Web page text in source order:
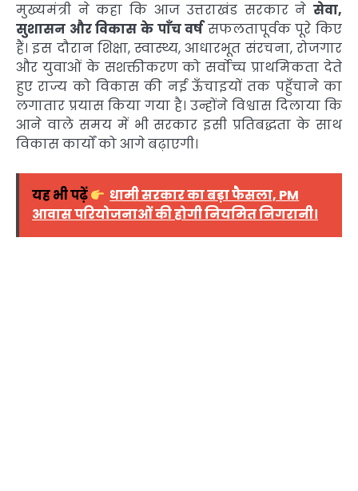
मुख्यमंत्री ने कहा कि आज उत्तराखंड सरकार ने सेवा,
सुशासन और विकास के पाँच वर्षसफलतापूर्वक पूरे किए
हैं। इस दौरान शिक्षा, स्वास्थ्य, आधारभूत संरचना, रोजगार
और युवाओं के सशक्तीकरण को सर्वोच्च प्राथमिकता देते
हुए राज्य को विकास की नई ऊँचाइयों तक पहुँचाने का
लगातार प्रयास किया गया है। उन्होंने विश्वास दिलाया कि
आने वाले समय में भी सरकार इसी प्रतिबद्धता के साथ
विकास कार्यों को आगे बढ़ाएगी।
यह भी पढ़ें
धामी सरकार का बड़ा फैसला, PM
आवास परियोजनाओं की होगी नियमित निगरानी।